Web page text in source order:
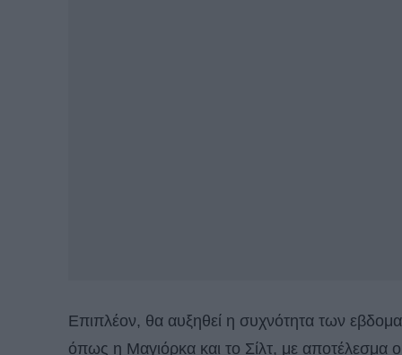
Επιπλέον, θα αυξηθεί η συχνότητα των
όπως η Μαγιόρκα και το Σίλτ, με αποτέλεσμα